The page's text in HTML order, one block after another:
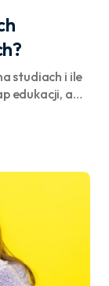
studiach i ile
edukacji, a…